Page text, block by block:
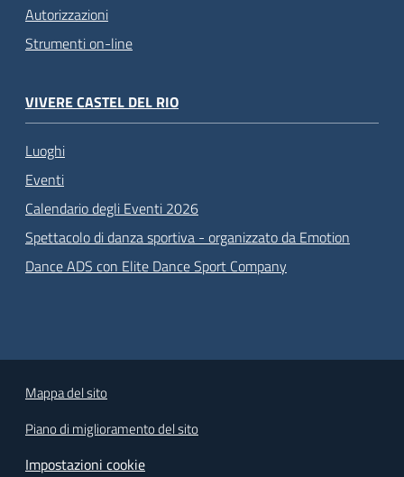
Autorizzazioni
Strumenti on-line
VIVERE CASTEL DEL RIO
Luoghi
Eventi
Calendario degli Eventi 2026
Spettacolo di danza sportiva - organizzato da Emotion
Dance ADS con Elite Dance Sport Company
Mappa del sito
Piano di miglioramento del sito
Impostazioni cookie